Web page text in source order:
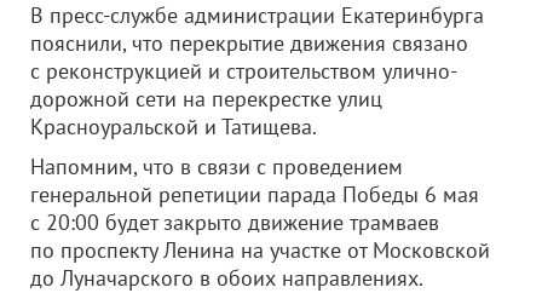
В пресс-службе администрации Екатеринбурга
пояснили, что перекрытие движения связано
с реконструкцией и строительством улично-
дорожной сети на перекрестке улиц
Красноуральской и Татищева.
Напомним, что в связи с проведением
генеральной репетиции парада Победы 6 мая
с 20:00 будет закрыто движение трамваев
по проспекту Ленина на участке от Московской
до Луначарского в обоих направлениях.